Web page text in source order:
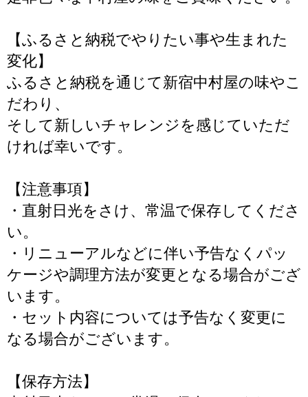
【ふるさと納税でやりたい事や生まれた
変化】
ふるさと納税を通じて新宿中村屋の味やこ
だわり、
そして新しいチャレンジを感じていただ
ければ幸いです。
【注意事項】
・直射日光をさけ、常温で保存してくださ
い。
・リニューアルなどに伴い予告なくパッ
ケージや調理方法が変更となる場合がござ
います。
・セット内容については予告なく変更に
なる場合がございます。
【保存方法】